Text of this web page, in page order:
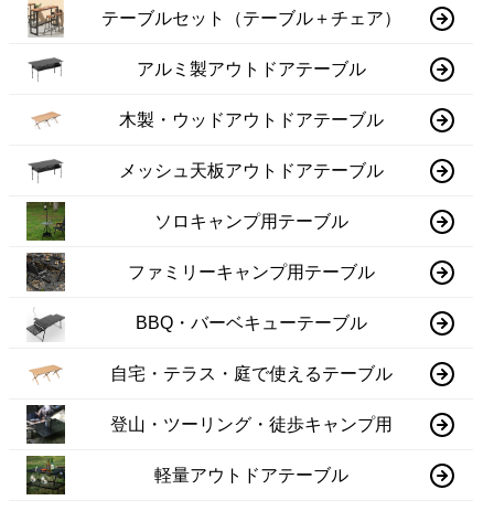
テーブルセット（テーブル＋チェア）
アルミ製アウトドアテーブル
木製・ウッドアウトドアテーブル
メッシュ天板アウトドアテーブル
ソロキャンプ用テーブル
ファミリーキャンプ用テーブル
BBQ・バーベキューテーブル
自宅・テラス・庭で使えるテーブル
登山・ツーリング・徒歩キャンプ用
軽量アウトドアテーブル